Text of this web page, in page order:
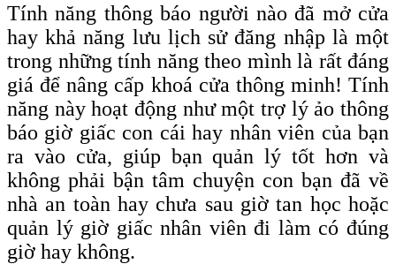
Tính năng thông báo người nào đã mở cửa
hay khả năng lưu lịch sử đăng nhập là một
trong những tính năng theo mình là rất đáng
giá để nâng cấp khoá cửa thông minh! Tính
năng này hoạt động như một trợ lý ảo thông
báo giờ giấc con cái hay nhân viên của bạn
ra vào cửa, giúp bạn quản lý tốt hơn và
không phải bận tâm chuyện con bạn đã về
nhà an toàn hay chưa sau giờ tan học hoặc
quản lý giờ giấc nhân viên đi làm có đúng
giờ hay không.